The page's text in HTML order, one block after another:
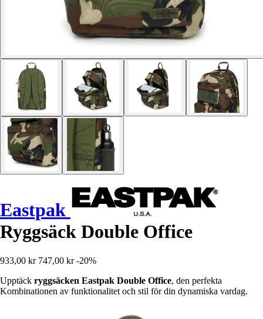
Eastpak
Ryggsäck Double Office
933,00 kr 747,00 kr -20%
Upptäck ryggsäcken Eastpak Double Office, den perfekta
Kombinationen av funktionalitet och stil för din dynamiska vardag.